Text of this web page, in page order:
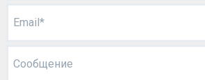
Email*
Сообщение